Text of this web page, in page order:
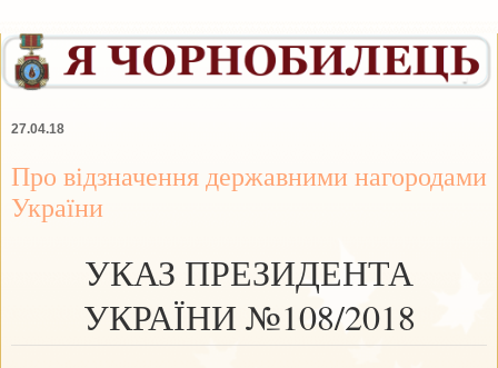
27.04.18
Про відзначення державними нагородами
України
УКАЗ ПРЕЗИДЕНТА
УКРАЇНИ №108/2018